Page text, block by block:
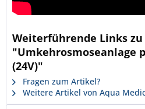
Weiterführende Links zu
"Umkehrosmoseanlage
(24V)"
Fragen zum Artikel?
Weitere Artikel von Aqua